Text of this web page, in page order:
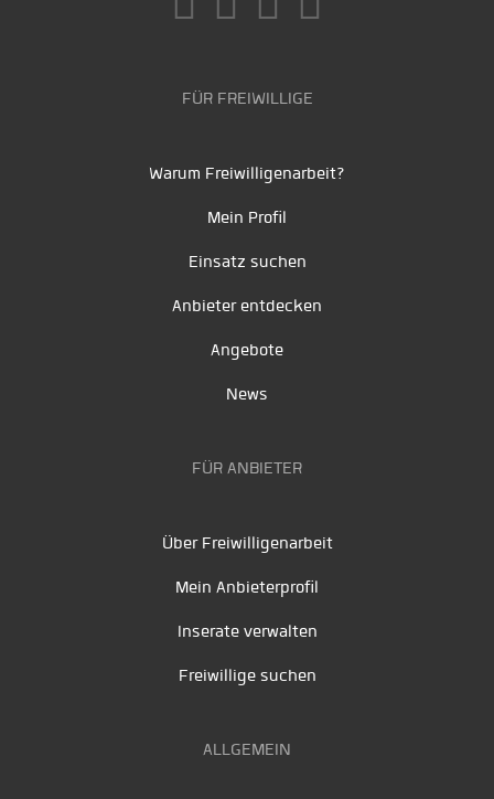
FÜR FREIWILLIGE
Warum Freiwilligenarbeit?
Mein Profil
Einsatz suchen
Anbieter entdecken
Angebote
News
FÜR ANBIETER
Über Freiwilligenarbeit
Mein Anbieterprofil
Inserate verwalten
Freiwillige suchen
ALLGEMEIN